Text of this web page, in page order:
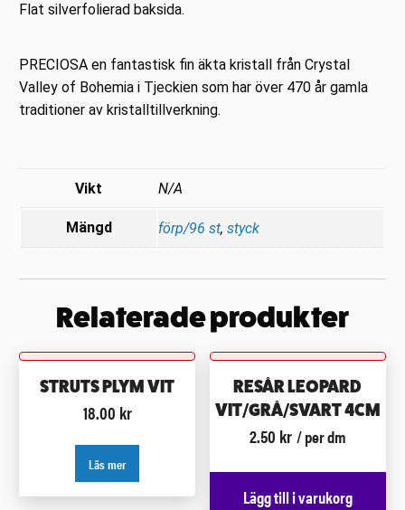
Flat silverfolierad baksida.
PRECIOSA en fantastisk fin äkta kristall från Crystal
Valley of Bohemia i Tjeckien som har över 470 år gamla
traditioner av kristalltillverkning.
Vikt N/A
Mängd förp/96 st,styck
Relaterade produkter
STRUTS PLYM VIT
18.00 kr
Läs mer
RESÅR LEOPARD
VIT/GRÅ/SVART 4CM
2.50 kr / per dm
Lägg till i varukorg